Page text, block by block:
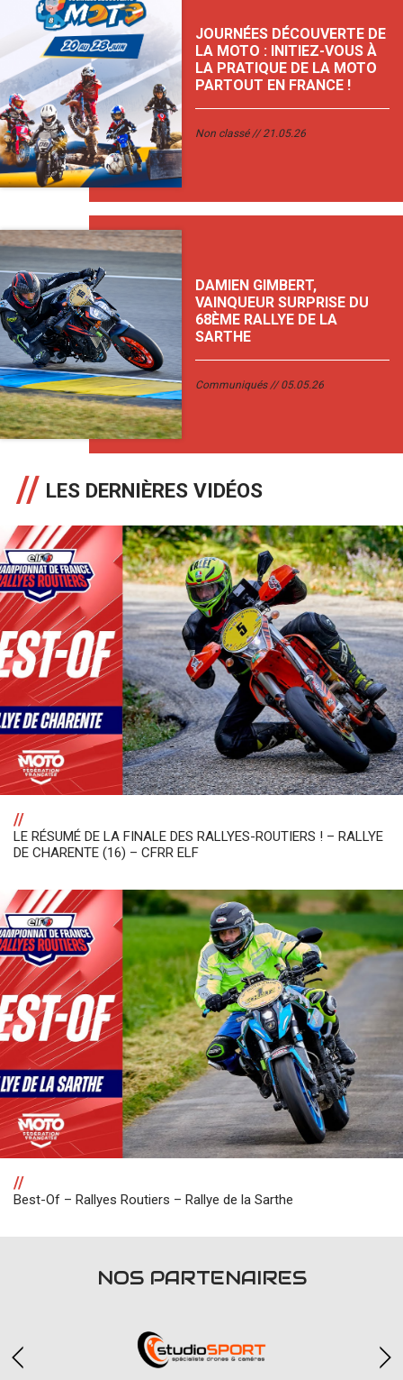
JOURNÉES DÉCOUVERTE DE
LA MOTO : INITIEZ-VOUS À
LA PRATIQUE DE LA MOTO
PARTOUT EN FRANCE !
Non classé 21.05.26
DAMIEN GIMBERT,
VAINQUEUR SURPRISE DU
68ÈME RALLYE DE LA
SARTHE
Communiqués 05.05.26
LES DERNIÈRES VIDÉOS
//
LE RÉSUMÉ DE LA FINALE DES RALLYES-ROUTIERS ! – RALLYE
DE CHARENTE (16) – CFRR ELF
//
Best-Of – Rallyes Routiers – Rallye de la Sarthe
NOS PARTENAIRES